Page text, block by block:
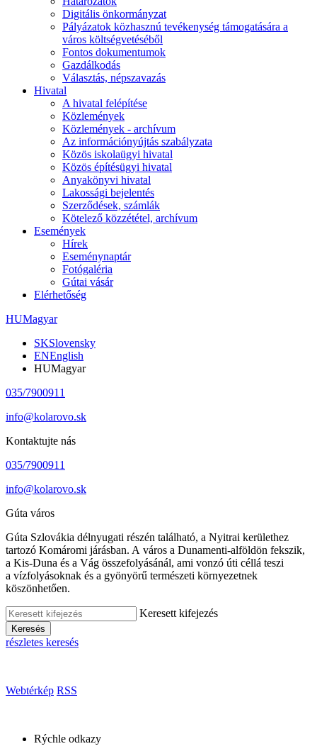
Digitális önkormányzat
Pályázatok közhasznú tevékenység támogatására a
város költségvetéséből
Fontos dokumentumok
Gazdálkodás
Választás, népszavazás
Hivatal
A hivatal felépítése
Közlemények
Közlemények - archívum
Az információnyújtás szabályzata
Közös iskolaügyi hivatal
Közös építésügyi hivatal
Anyakönyvi hivatal
Lakossági bejelentés
Szerződések, számlák
Kötelező közzététel, archívum
Események
Hírek
Eseménynaptár
Fotógaléria
Gútai vásár
Elérhetőség
HUMagyar
SKSlovensky
ENEnglish
HUMagyar
035/7900911
info@kolarovo.sk
Kontaktujte nás
035/7900911
info@kolarovo.sk
Gúta város
Gúta Szlovákia délnyugati részén található, a Nyitrai kerülethez
tartozó Komáromi járásban. A város a Dunamenti-alföldön fekszik,
a Kis-Duna és a Vág összefolyásánál, ami vonzó úti céllá teszi
a vízfolyásoknak és a gyönyörű természeti környezetnek
köszönhetően.
Keresett kifejezés
Keresés
részletes keresés
Webtérkép RSS
Rýchle odkazy